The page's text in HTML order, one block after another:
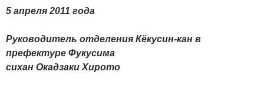
5 апреля 2011 года
Руководитель отделения Кёкусин-кан в
префектуре Фукусима
сихан Окадзаки Хирото